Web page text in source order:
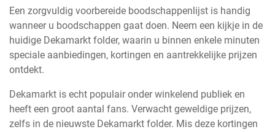
Een zorgvuldig voorbereide boodschappenlijst is handig
wanneer u boodschappen gaat doen. Neem een kijkje in de
huidige Dekamarkt folder, waarin u binnen enkele minuten
speciale aanbiedingen, kortingen en aantrekkelijke prijzen
ontdekt.
Dekamarkt is echt populair onder winkelend publiek en
heeft een groot aantal fans. Verwacht geweldige prijzen,
zelfs in de nieuwste Dekamarkt folder. Mis deze kortingen